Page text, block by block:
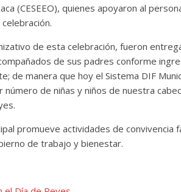
(CESEEO), quienes apoyaron al
de esta celebración, fueron
de sus padres conforme
de manera que hoy el Sistema DIF
de niñas y niños de nuestra
promueve actividades de convivencia
de trabajo y bienestar.